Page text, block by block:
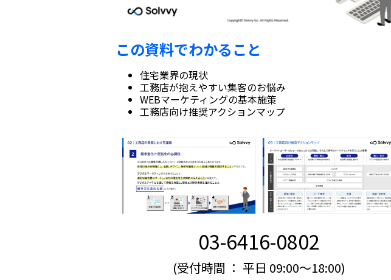
この資料でわかること
住宅業界の現状
工務店が抱えやすい集客のお悩み
WEBマーケティングの基本施策
工務店向け推奨アクションマップ
03-6416-0802
(受付時間 ： 平日 09:00～18:00)